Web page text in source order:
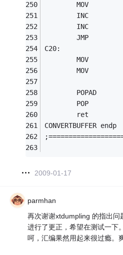
MOV
INC
INC
JMP
C20:
MOV
MOV
        POPAD
POP
ret
CONVERTBUFFER endp
2009-01-17
parmhan
再次谢谢xtdumpling 的指出问
进行了更正，希望在测试一下
呵，汇编果然用起来很过瘾。